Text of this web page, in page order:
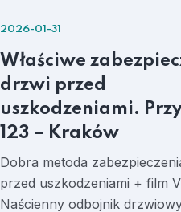
2026-01-31
Właściwe
drzwi przed
uszkodzeniami.
123 – Kraków
Dobra metoda
przed uszkodzeniami + film
Naścienny odbojnik